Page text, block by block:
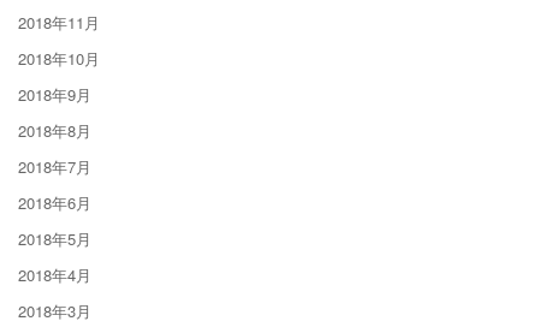
2018年11月
2018年10月
2018年9月
2018年8月
2018年7月
2018年6月
2018年5月
2018年4月
2018年3月